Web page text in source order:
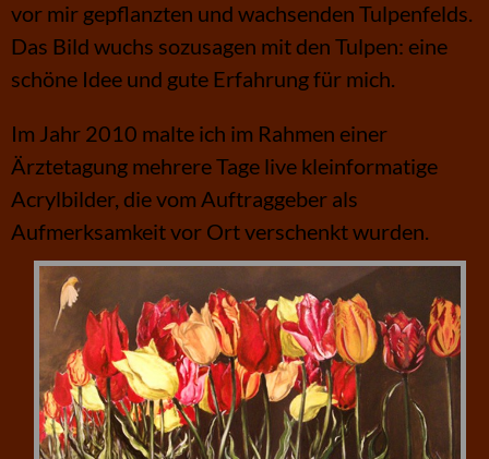
vor mir gepflanzten und wachsenden Tulpenfelds.
Das Bild wuchs sozusagen mit den Tulpen: eine
schöne Idee und gute Erfahrung für mich.
Im Jahr 2010 malte ich im Rahmen einer
Ärztetagung mehrere Tage live kleinformatige
Acrylbilder, die vom Auftraggeber als
Aufmerksamkeit vor Ort verschenkt wurden.